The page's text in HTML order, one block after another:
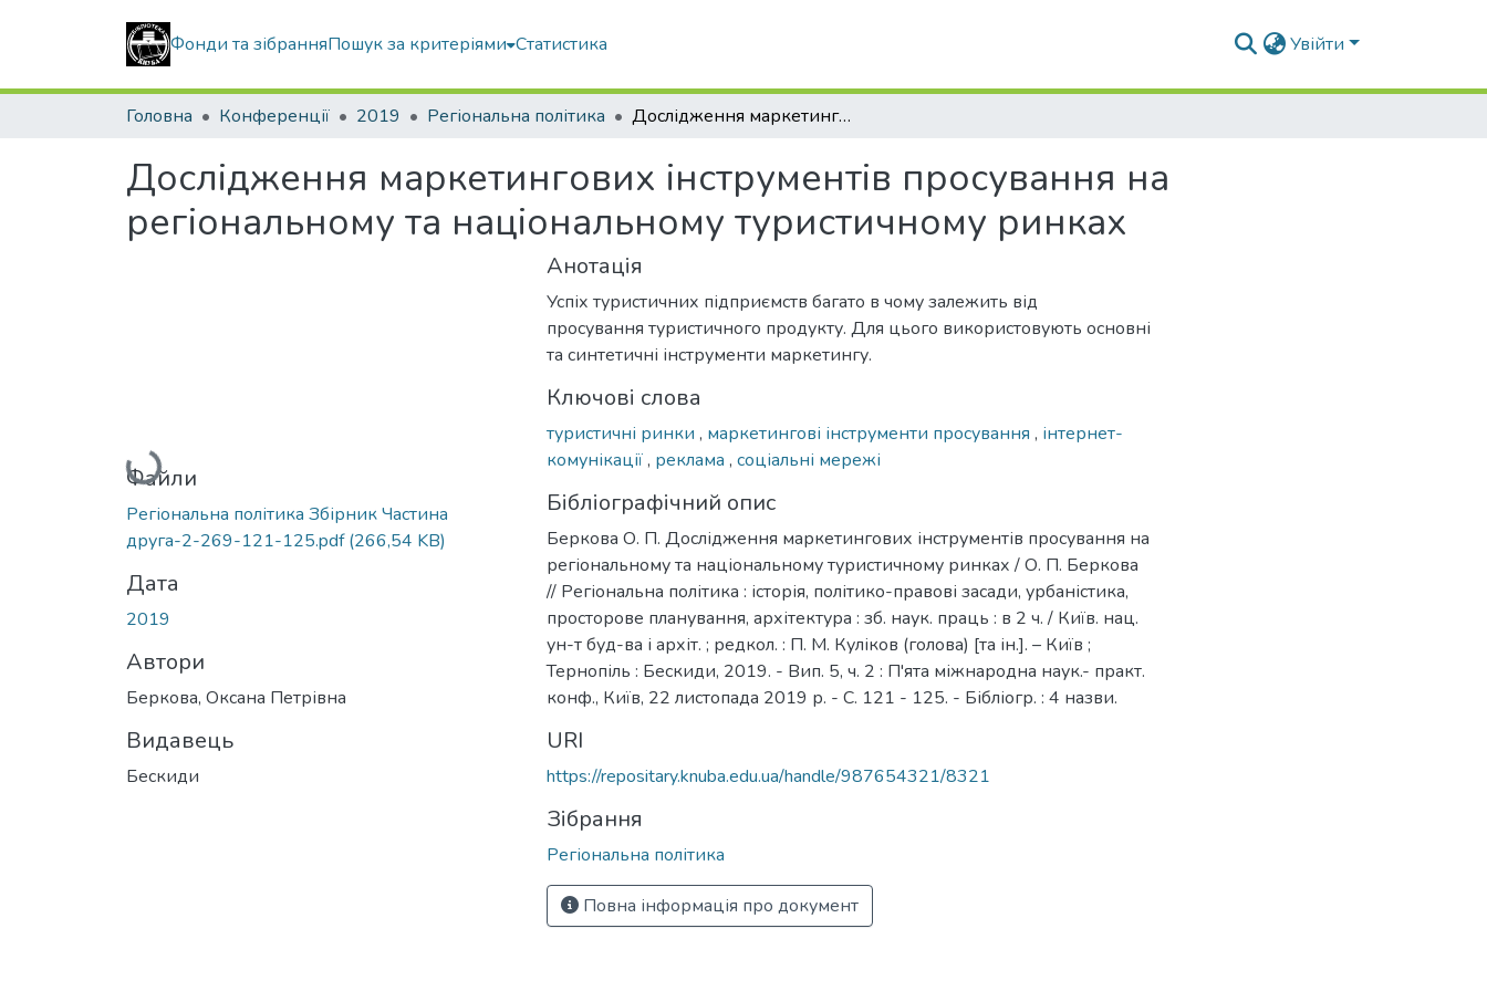
Фонди та зібранняПошук за критеріями Статистика Увійти
Головна Конференції 2019 Регіональна політика Дослідження маркетингових інструментів просування на регіональному та національному туристичному ринках
Дослідження маркетингових інструментів просування на
регіональному та національному туристичному ринках
Вантажиться...
Файли
Регіональна політика Збірник Частина
друга-2-269-121-125.pdf(266,54 KB)
Дата
2019
Автори
Беркова, Оксана Петрівна
Видавець
Бескиди
Анотація
Успіх туристичних підприємств багато в чому залежить від
просування туристичного продукту. Для цього використовують основні
та синтетичні інструменти маркетингу.
Ключові слова
туристичні ринки , маркетингові інструменти просування , інтернет-
комунікації, реклама , соціальні мережі
Бібліографічний опис
Беркова О. П. Дослідження маркетингових інструментів просування на
регіональному та національному туристичному ринках / О. П. Беркова
// Регіональна політика : історія, політико-правові засади, урбаністика,
просторове планування, архітектура : зб. наук. праць : в 2 ч. / Київ. нац.
ун-т буд-ва і архіт. ; редкол. : П. М. Куліков (голова) [та ін.]. – Київ ;
Тернопіль : Бескиди, 2019. - Вип. 5, ч. 2 : П'ята міжнародна наук.- практ.
конф., Київ, 22 листопада 2019 р. - С. 121 - 125. - Бібліогр. : 4 назви.
URI
https://repositary.knuba.edu.ua/handle/987654321/8321
Зібрання
Регіональна політика
Повна інформація про документ